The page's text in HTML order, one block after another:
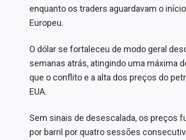
enquanto os traders aguardavam o
Europeu.
O dólar se fortaleceu de modo geral
semanas atrás, atingindo uma máxima
que o conflito e a alta dos preços do
EUA.
Sem sinais de desescalada, os preços
por barril por quatro sessões